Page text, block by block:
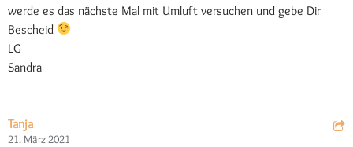
werde es das nächste Mal mit Umluft versuchen und gebe Dir
Bescheid
LG
Sandra
Tanja
21. März 2021